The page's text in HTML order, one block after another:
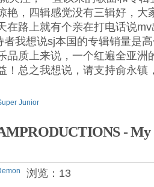
艳，四辑感觉没有三辑好，大
在路上就有个亲在打电话说
者我想说sj本国的专辑销量是
品质上来说，一个红遍全亚洲
！总之我想说，请支持俞永镇
Junior
- My
浏览：13